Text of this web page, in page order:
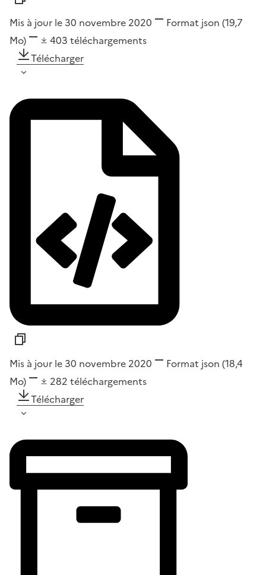
Mis à jour le 30 novembre 2020 Format json (19,7
Mo)
403 téléchargements
Télécharger
Mis à jour le 30 novembre 2020 Format json (18,4
Mo)
282 téléchargements
Télécharger